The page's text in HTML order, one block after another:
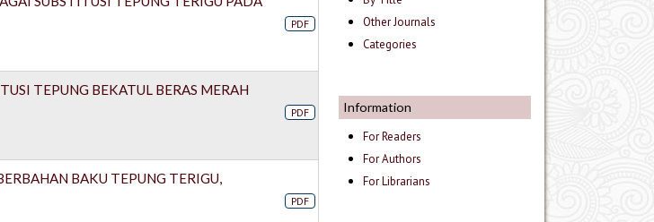
Other Journals
Categories
Information
For Readers
For Authors
For Librarians
PDF
TEPUNG BEKATUL BERAS MERAH
PDF
BAKU TEPUNG TERIGU,
PDF